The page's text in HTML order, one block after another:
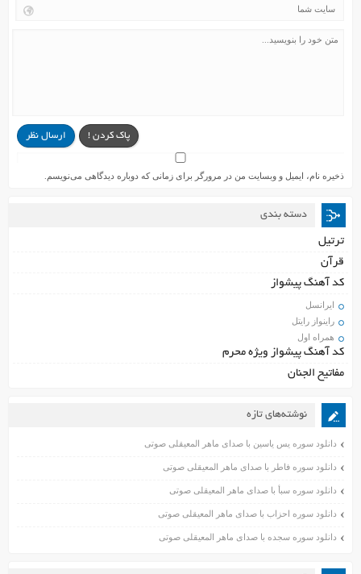
ارسال نظر پاک کردن !
ذخیره نام، ایمیل و وبسایت من در مرورگر برای زمانی که دوباره دیدگاهی می‌نویسم.
دسته بندی
ترتیل
قرآن
کد آهنگ پیشواز
ایرانسل
راینواز رایتل
همراه اول
کد آهنگ پیشواز ویژه محرم
مفاتیح الجنان
نوشته‌های تازه
دانلود سوره یس یاسین با صدای ماهر المعیقلی صوتی
دانلود سوره فاطر با صدای ماهر المعیقلی صوتی
دانلود سوره سبأ با صدای ماهر المعیقلی صوتی
دانلود سوره احزاب با صدای ماهر المعیقلی صوتی
دانلود سوره سجده با صدای ماهر المعیقلی صوتی